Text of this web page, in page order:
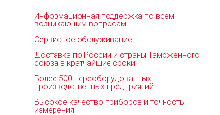
Информационная поддержка по всем
возникающим вопросам
Сервисное обслуживание
Доставка по России и страны Таможенного
союза в кратчайшие сроки
Более 500 переоборудованных
производственных предприятий
Высокое качество приборов и точность
измерения